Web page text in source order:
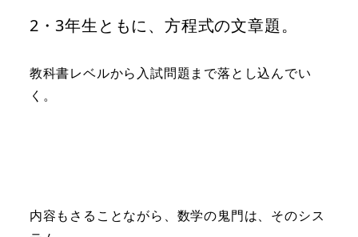
2・3年生ともに、方程式の文章題。
教科書レベルから入試問題まで落とし込んでい
く。
内容もさることながら、数学の鬼門は、そのシス